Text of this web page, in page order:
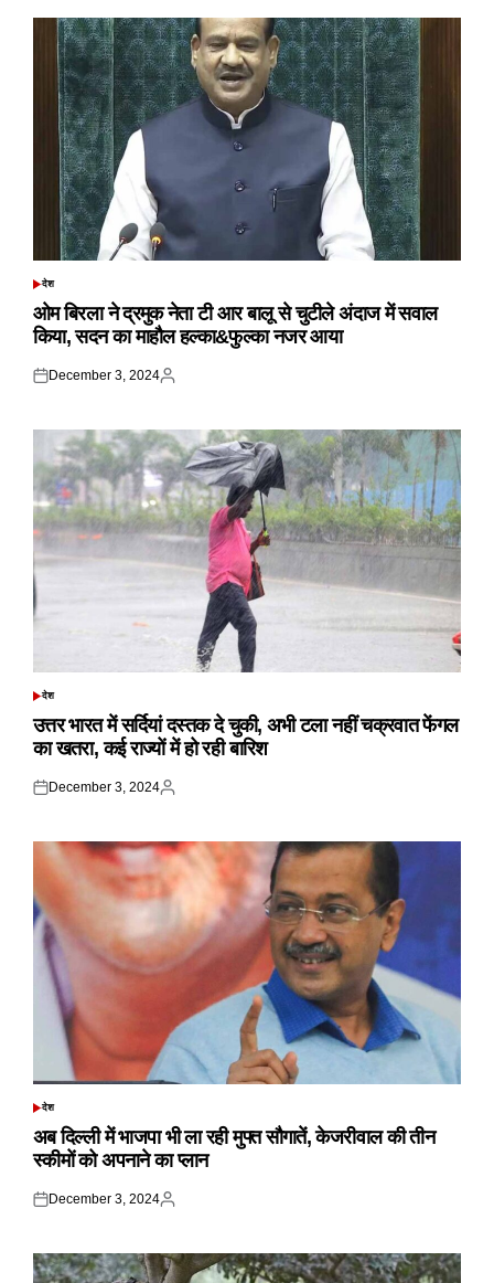
POSTED
देश
ओम बिरला ने द्रमुक नेता टी आर बालू से चुटीले अंदाज में सवाल
किया, सदन का माहौल हल्का&फुल्का नजर आया
Posted
December 3, 2024
Posted
POSTED
देश
उत्तर भारत में सर्दियां दस्तक दे चुकी, अभी टला नहीं चक्रवात फेंगल
का खतरा, कई राज्यों में हो रही बारिश
Posted
December 3, 2024
Posted
POSTED
देश
अब दिल्ली में भाजपा भी ला रही मुफ्त सौगातें, केजरीवाल की तीन
स्कीमों को अपनाने का प्लान
Posted
December 3, 2024
Posted